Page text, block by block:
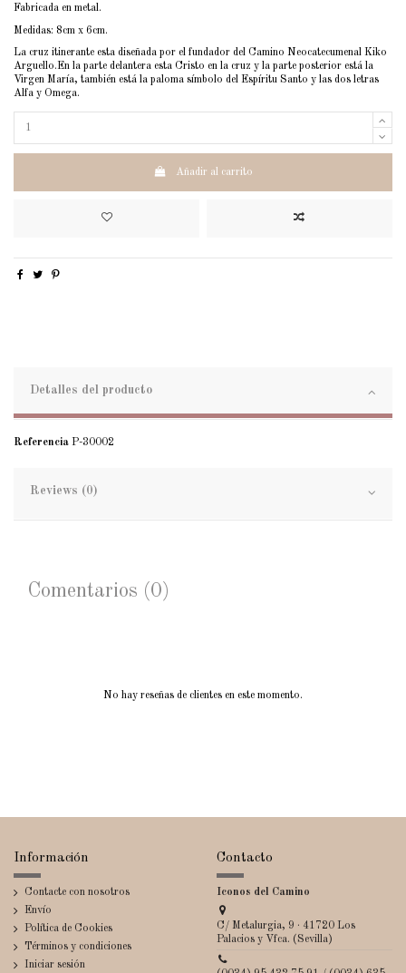
Fabricada en metal.
Medidas: 8cm x 6cm.
La cruz itinerante esta diseñada por el fundador del Camino Neocatecumenal Kiko
Arguello.En la parte delantera esta Cristo en la cruz y la parte posterior está la
Virgen María, también está la paloma símbolo del Espíritu Santo y las dos letras
Alfa y Omega.
Añadir al carrito
Detalles del producto
Referencia P-30002
Reviews (0)
Comentarios (0)
No hay reseñas de clientes en este momento.
Información
Contacte con nosotros
Envío
Política de Cookies
Términos y condiciones
Iniciar sesión
Contacto
Iconos del Camino
C/ Metalurgia, 9 · 41720 Los
Palacios y Vfca. (Sevilla)